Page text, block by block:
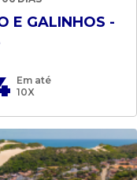
E GALINHOS -
Em até
10X